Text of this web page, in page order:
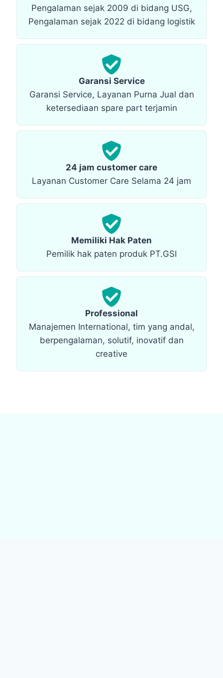
Pengalaman sejak 2009 di bidang USG,
Pengalaman sejak 2022 di bidang logistik
Garansi Service
Garansi Service, Layanan Purna Jual dan
ketersediaan spare part terjamin
24 jam customer care
Layanan Customer Care Selama 24 jam
Memiliki Hak Paten
Pemilik hak paten produk PT.GSI
Professional
Manajemen International, tim yang andal,
berpengalaman, solutif, inovatif dan
creative